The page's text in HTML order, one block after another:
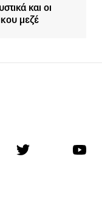
και οι
μεζέ